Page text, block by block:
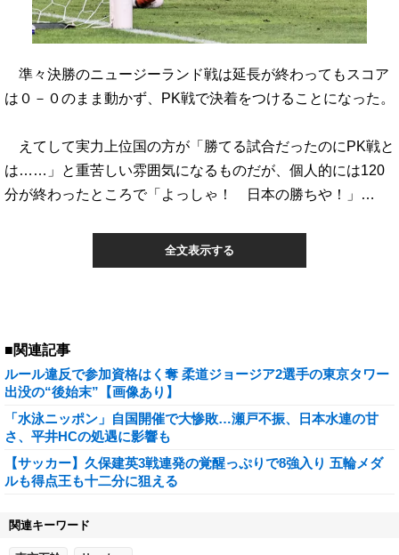
準々決勝のニュージーランド戦は延長が終わってもスコア
は０－０のまま動かず、PK戦で決着をつけることになった。
えてして実力上位国の方が「勝てる試合だったのにPK戦と
は……」と重苦しい雰囲気になるものだが、個人的には120
分が終わったところで「よっしゃ！ 日本の勝ちや！」…
全文表示する
■関連記事
ルール違反で参加資格はく奪 柔道ジョージア2選手の東京タワー
出没の“後始末”【画像あり】
「水泳ニッポン」自国開催で大惨敗…瀬戸不振、日本水連の甘
さ、平井HCの処遇に影響も
【サッカー】久保建英3戦連発の覚醒っぷりで8強入り 五輪メダ
ルも得点王も十二分に狙える
関連キーワード